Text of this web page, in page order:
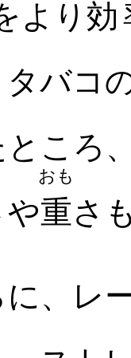
より効
バコ
ころ
重
おも
さ
に、レ